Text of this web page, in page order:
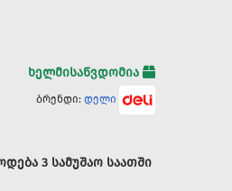
ხელმისაწვდომია
ბრენდი: დელი
3 სამუშაო საათში